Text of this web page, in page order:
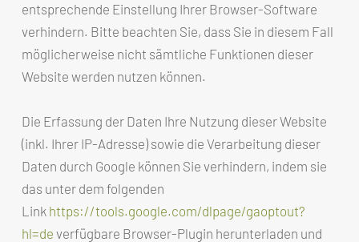
entsprechende Einstellung Ihrer Browser-Software
verhindern. Bitte beachten Sie, dass Sie in diesem Fall
möglicherweise nicht sämtliche Funktionen dieser
Website werden nutzen können.
Die Erfassung der Daten Ihre Nutzung dieser Website
(inkl. Ihrer IP-Adresse) sowie die Verarbeitung dieser
Daten durch Google können Sie verhindern, indem sie
das unter dem folgenden
Link https://tools.google.com/dlpage/gaoptout?
hl=de verfügbare Browser-Plugin herunterladen und